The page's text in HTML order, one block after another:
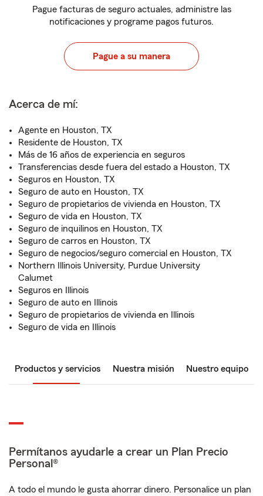
Pague facturas de seguro actuales, administre las
notificaciones y programe pagos futuros.
Pague a su manera
Acerca de mí:
Agente en Houston, TX
Residente de Houston, TX
Más de 16 años de experiencia en seguros
Transferencias desde fuera del estado a Houston, TX
Seguros en Houston, TX
Seguro de auto en Houston, TX
Seguro de propietarios de vivienda en Houston, TX
Seguro de vida en Houston, TX
Seguro de inquilinos en Houston, TX
Seguro de carros en Houston, TX
Seguro de negocios/seguro comercial en Houston, TX
Northern Illinois University, Purdue University
Calumet
Seguros en Illinois
Seguro de auto en Illinois
Seguro de propietarios de vivienda en Illinois
Seguro de vida en Illinois
Productos y servicios Nuestra misión Nuestro equipo
Permítanos ayudarle a crear un Plan Precio
Personal®
A todo el mundo le gusta ahorrar dinero. Personalice un plan